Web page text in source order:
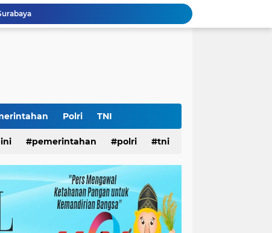
Lomba Pisang Danor 2026 Diluncurkan, Wali Kota Eri Ingin Sampah Organik Selesai dari Rumah
Polri TNI
pemerintahan polri tni